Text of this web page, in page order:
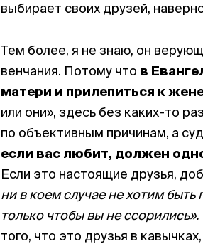
выбирает своих друзей,
Тем более, я не знаю, он
венчания. Потому что в
матери и прилепиться к
или они», здесь без каких-то
по объективным причинам, а
если вас любит, должен
Если это настоящие друзья,
ни в коем случае не хотим
только чтобы вы не ссорились».
того, что это друзья в